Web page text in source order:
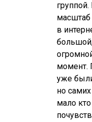
масштаб
в
момент.
уже
но
мало